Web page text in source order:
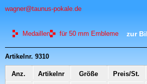
wagner@taunus-pokale.de
Medaillen für 50 mm Embleme zur
Artikelnr. 9310
Anz. Artikelnr Größe Preis/St.